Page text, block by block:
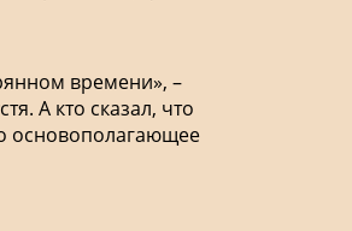
времени», –
А кто сказал, что
основополагающее